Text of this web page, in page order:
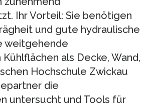
Ihr Vorteil: Sie benötigen
und gute hydraulische
weitgehende
als Decke, Wand,
Hochschule Zwickau
die
untersucht und Tools für